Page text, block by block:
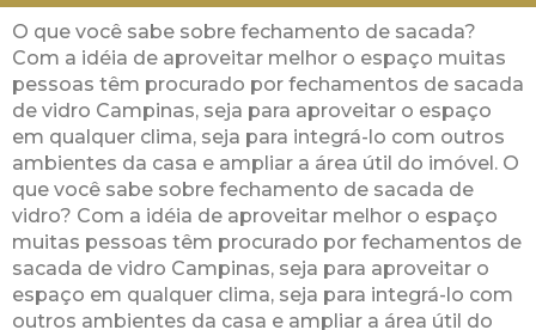
O que você sabe sobre fechamento de sacada?
Com a idéia de aproveitar melhor o espaço muitas
pessoas têm procurado por fechamentos de sacada
de vidro Campinas, seja para aproveitar o espaço
em qualquer clima, seja para integrá-lo com outros
ambientes da casa e ampliar a área útil do imóvel. O
que você sabe sobre fechamento de sacada de
vidro? Com a idéia de aproveitar melhor o espaço
muitas pessoas têm procurado por fechamentos de
sacada de vidro Campinas, seja para aproveitar o
espaço em qualquer clima, seja para integrá-lo com
outros ambientes da casa e ampliar a área útil do